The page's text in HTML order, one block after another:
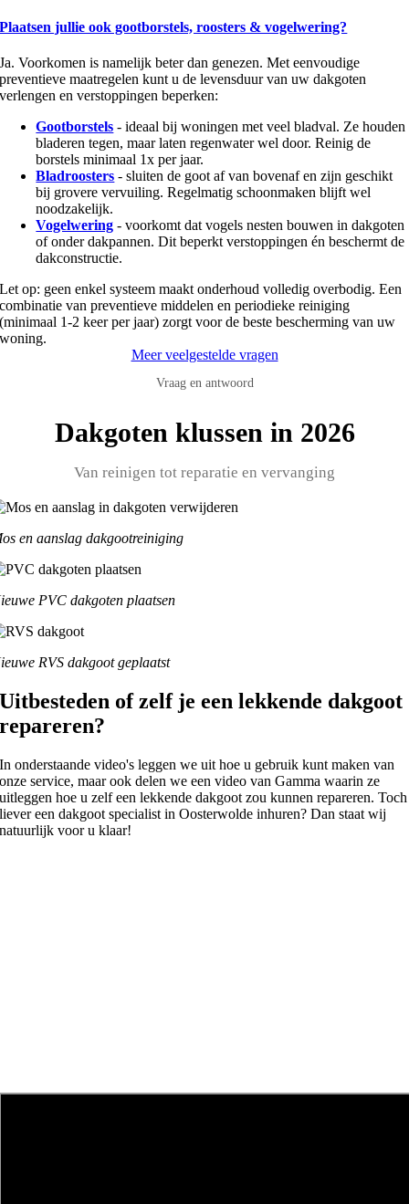
Plaatsen jullie ook gootborstels, roosters & vogelwering?
Ja. Voorkomen is namelijk beter dan genezen. Met eenvoudige
preventieve maatregelen kunt u de levensduur van uw dakgoten
verlengen en verstoppingen beperken:
Gootborstels - ideaal bij woningen met veel bladval. Ze houden
bladeren tegen, maar laten regenwater wel door. Reinig de
borstels minimaal 1x per jaar.
Bladroosters - sluiten de goot af van bovenaf en zijn geschikt
bij grovere vervuiling. Regelmatig schoonmaken blijft wel
noodzakelijk.
Vogelwering - voorkomt dat vogels nesten bouwen in dakgoten
of onder dakpannen. Dit beperkt verstoppingen én beschermt de
dakconstructie.
Let op: geen enkel systeem maakt onderhoud volledig overbodig. Een
combinatie van preventieve middelen en periodieke reiniging
(minimaal 1-2 keer per jaar) zorgt voor de beste bescherming van uw
woning.
Meer veelgestelde vragen
Vraag en antwoord
Dakgoten klussen in 2026
Van reinigen tot reparatie en vervanging
en aanslag dakgootreiniging
PVC dakgoten plaatsen
RVS dakgoot geplaatst
Uitbesteden of zelf je een lekkende dakgoot
repareren?
In onderstaande video's leggen we uit hoe u gebruik kunt maken van
onze service, maar ook delen we een video van Gamma waarin ze
uitleggen hoe u zelf een lekkende dakgoot zou kunnen repareren. Toch
liever een dakgoot specialist in Oosterwolde inhuren? Dan staat wij
natuurlijk voor u klaar!